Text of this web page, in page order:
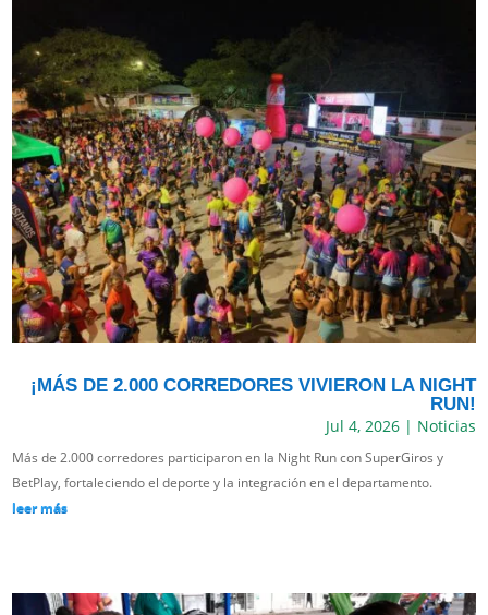
¡MÁS DE 2.000 CORREDORES VIVIERON LA NIGHT
RUN!
Jul 4, 2026| Noticias
Más de 2.000 corredores participaron en la Night Run con SuperGiros y
BetPlay, fortaleciendo el deporte y la integración en el departamento.
leer más